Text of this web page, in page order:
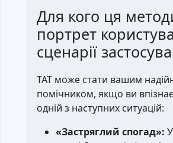
Для кого ця
портрет
сценарії
TAT може стати вашим
помічником, якщо ви
одній з наступних ситуацій:
«Застряглий спогад»: